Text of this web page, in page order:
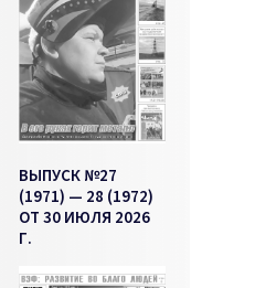
ВЫПУСК №27
(1971) — 28 (1972)
ОТ 30 ИЮЛЯ 2026
Г.